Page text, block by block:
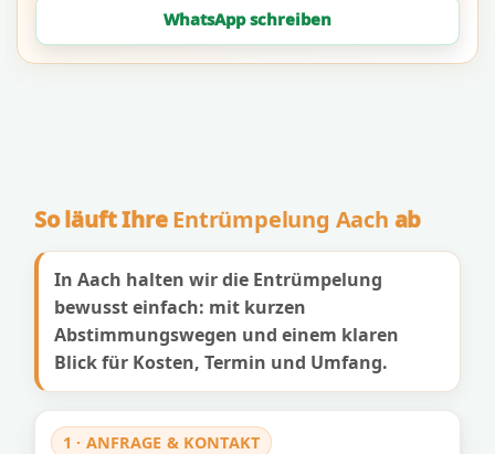
WhatsApp schreiben
So läuft IhreEntrümpelung Aach ab
In Aach halten wir die Entrümpelung
bewusst einfach: mit kurzen
Abstimmungswegen und einem klaren
Blick für Kosten, Termin und Umfang.
1 · ANFRAGE & KONTAKT